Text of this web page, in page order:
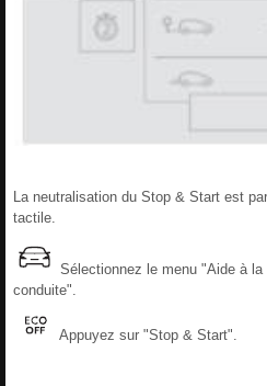
La neutralisation du Stop & Start est
tactile.
Sélectionnez le menu "Aide à la
conduite".
Appuyez sur "Stop & Start".